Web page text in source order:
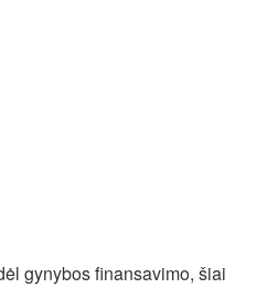
gynybos finansavimo, šiai